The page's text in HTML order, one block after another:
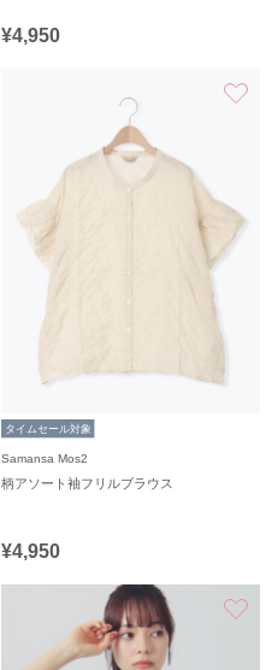
¥4,950
タイムセール対象
Samansa Mos2
柄アソート袖フリルブラウス
¥4,950